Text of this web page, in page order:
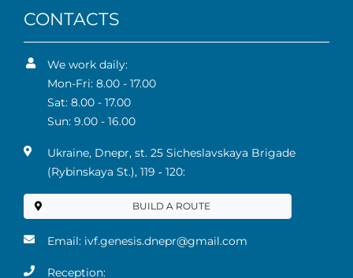
CONTACTS
We work daily:
Mon-Fri: 8.00 - 17.00
Sat: 8.00 - 17.00
Sun: 9.00 - 16.00
Ukraine, Dnepr, st. 25 Sicheslavskaya Brigade
(Rybinskaya St.), 119 ‑ 120:
BUILD A ROUTE
Email: ivf.genesis.dnepr@gmail.com
Reception: